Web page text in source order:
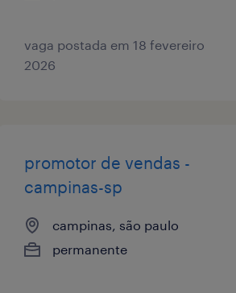
vaga postada em 18 fevereiro
2026
promotor de vendas -
campinas-sp
campinas, são paulo
permanente